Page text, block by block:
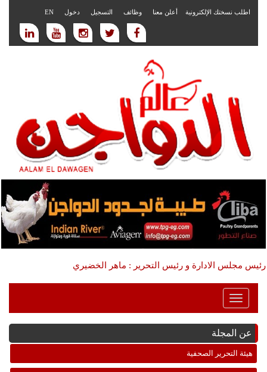
اطلب نسختك الإلكترونية أعلن معنا وظائف التسجيل دخول EN
رئيس مجلس الادارة و رئيس التحرير : ماهر الخضيري
Toggle
Navigation
عن المجلة
هيئة التحرير الصحفية